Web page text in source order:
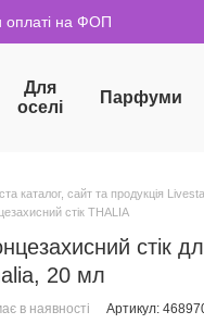
оплаті на ФОП
Для
оселі
Парфуми
каталог, сайт та продукція
стік THALIA
стік
20 мл
в наявності Артикул: